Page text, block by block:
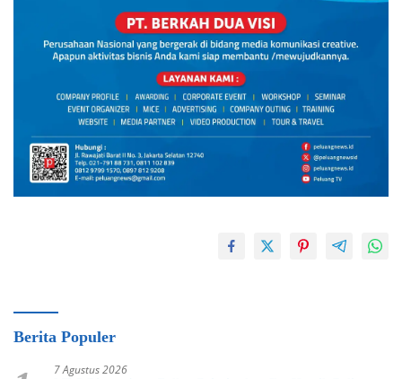
Berita Populer
7 Agustus 2026